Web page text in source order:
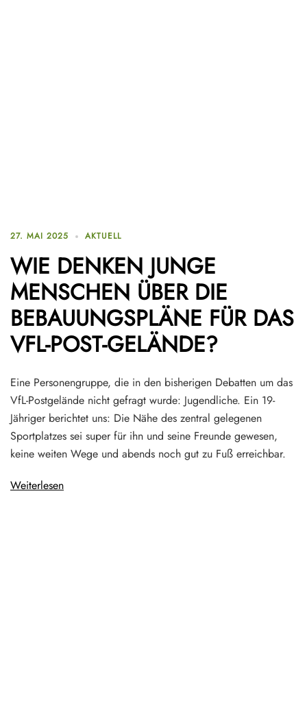
27. MAI 2025 AKTUELL
WIE DENKEN JUNGE
MENSCHEN ÜBER DIE
BEBAUUNGSPLÄNE FÜR DAS
VFL-POST-GELÄNDE?
Eine Personengruppe, die in den bisherigen Debatten um das
VfL-Postgelände nicht gefragt wurde: Jugendliche. Ein 19-
Jähriger berichtet uns: Die Nähe des zentral gelegenen
Sportplatzes sei super für ihn und seine Freunde gewesen,
keine weiten Wege und abends noch gut zu Fuß erreichbar.
Weiterlesen